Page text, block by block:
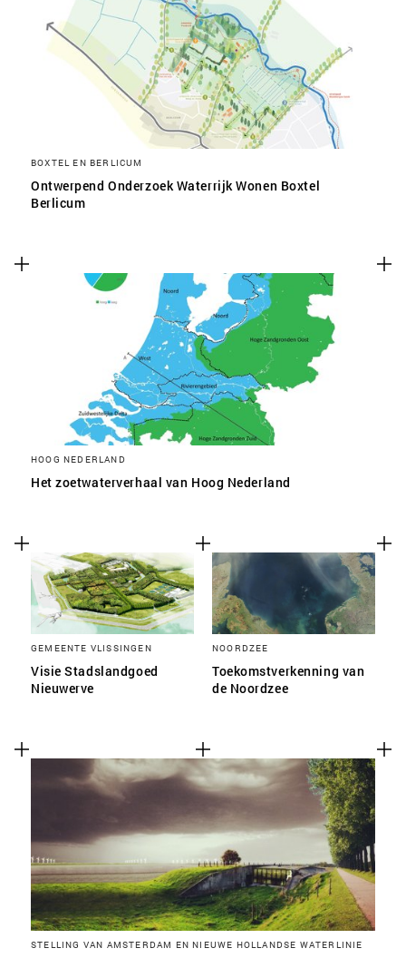
BOXTEL EN BERLICUM
Ontwerpend Onderzoek Waterrijk Wonen Boxtel
Berlicum
HOOG NEDERLAND
Het zoetwaterverhaal van Hoog Nederland
GEMEENTE VLISSINGEN
Visie Stadslandgoed
Nieuwerve
NOORDZEE
Toekomstverkenning van
de Noordzee
STELLING VAN AMSTERDAM EN NIEUWE HOLLANDSE WATERLINIE
SLA VOORKEUREN OP